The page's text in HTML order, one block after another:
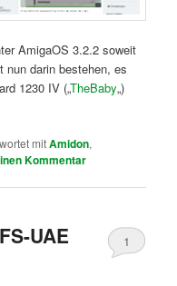
AmigaOS 3.2.2 soweit
darin bestehen, es
1230 IV („TheBaby„)
mitAmidon,
Kommentar
UAE 1